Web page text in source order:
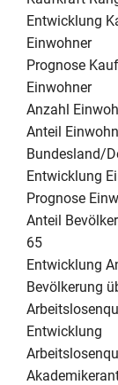
Entwicklung
Einwohner
Prognose
Einwohner
Anzahl
Anteil
Bundesland/
Entwicklung
Prognose
Anteil
65
Entwicklung
Bevölkerung
Entwicklung